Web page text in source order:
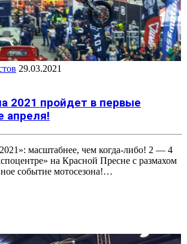
29.03.2021
2021 пройдет в первые
апреля!
масштабнее, чем когда-либо! 2 — 4
на Красной Пресне с размахом
событие мотосезона!…